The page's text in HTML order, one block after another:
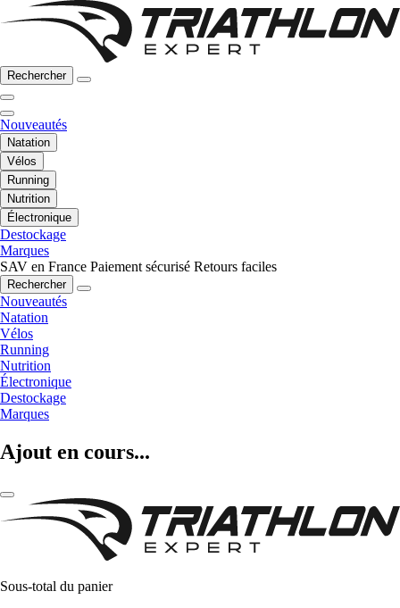
Rechercher
Nouveautés
Natation
Vélos
Running
Nutrition
Électronique
Destockage
Marques
SAV en France Paiement sécurisé Retours faciles
Rechercher
Nouveautés
Natation
Vélos
Running
Nutrition
Électronique
Destockage
Marques
Ajout en cours...
Sous-total du panier